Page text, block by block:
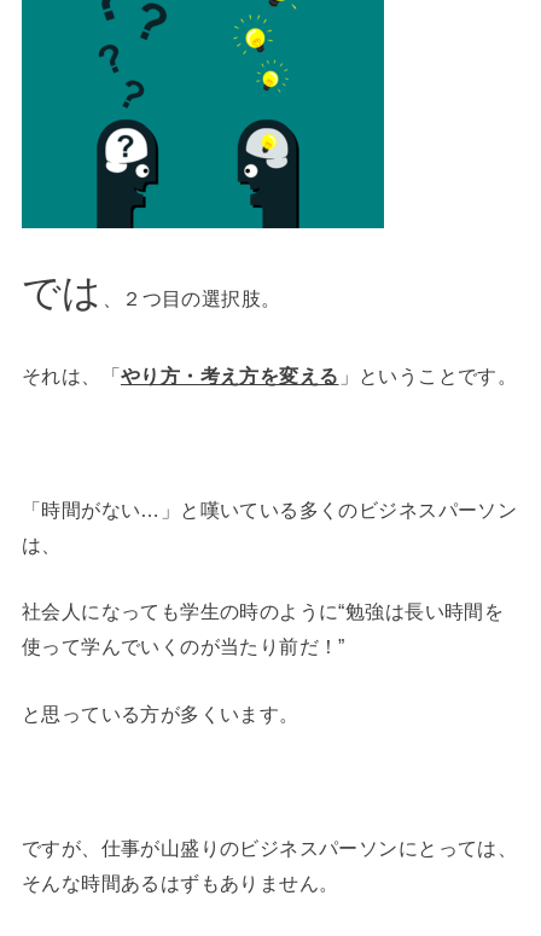
では 、２つ目の選択肢。
それは、「 やり方・考え方を変える 」ということです。
「時間がない…」と嘆いている多くのビジネスパーソン
は、
社会人になっても学生の時のように“勉強は長い時間を
使って学んでいくのが当たり前だ！”
と思っている方が多くいます。
ですが、仕事が山盛りのビジネスパーソンにとっては、
そんな時間あるはずもありません。